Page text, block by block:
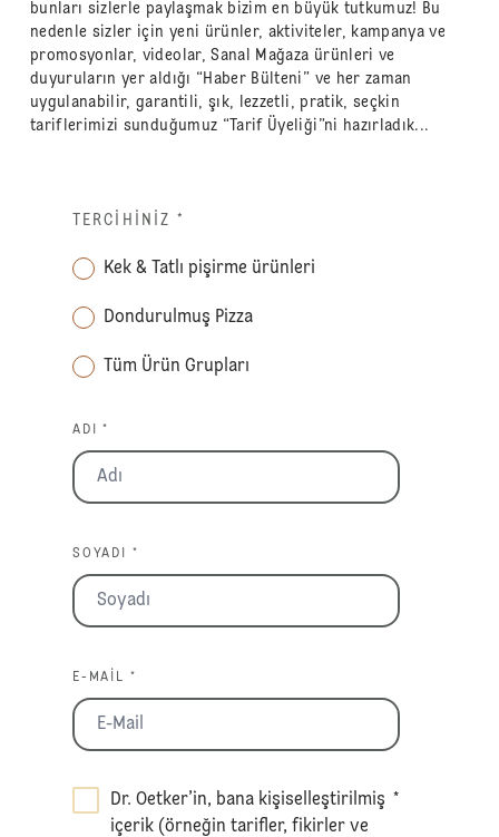
bunları sizlerle paylaşmak bizim en büyük tutkumuz! Bu
nedenle sizler için yeni ürünler, aktiviteler, kampanya ve
promosyonlar, videolar, Sanal Mağaza ürünleri ve
duyuruların yer aldığı “Haber Bülteni” ve her zaman
uygulanabilir, garantili, şık, lezzetli, pratik, seçkin
tariflerimizi sunduğumuz “Tarif Üyeliği”ni hazırladık...
TERCIHINIZ *
Kek & Tatlı pişirme ürünleri
Dondurulmuş Pizza
Tüm Ürün Grupları
ADI *
SOYADI *
E-MAIL *
Dr. Oetker’in, bana kişiselleştirilmiş
içerik (örneğin tarifler, fikirler ve
*